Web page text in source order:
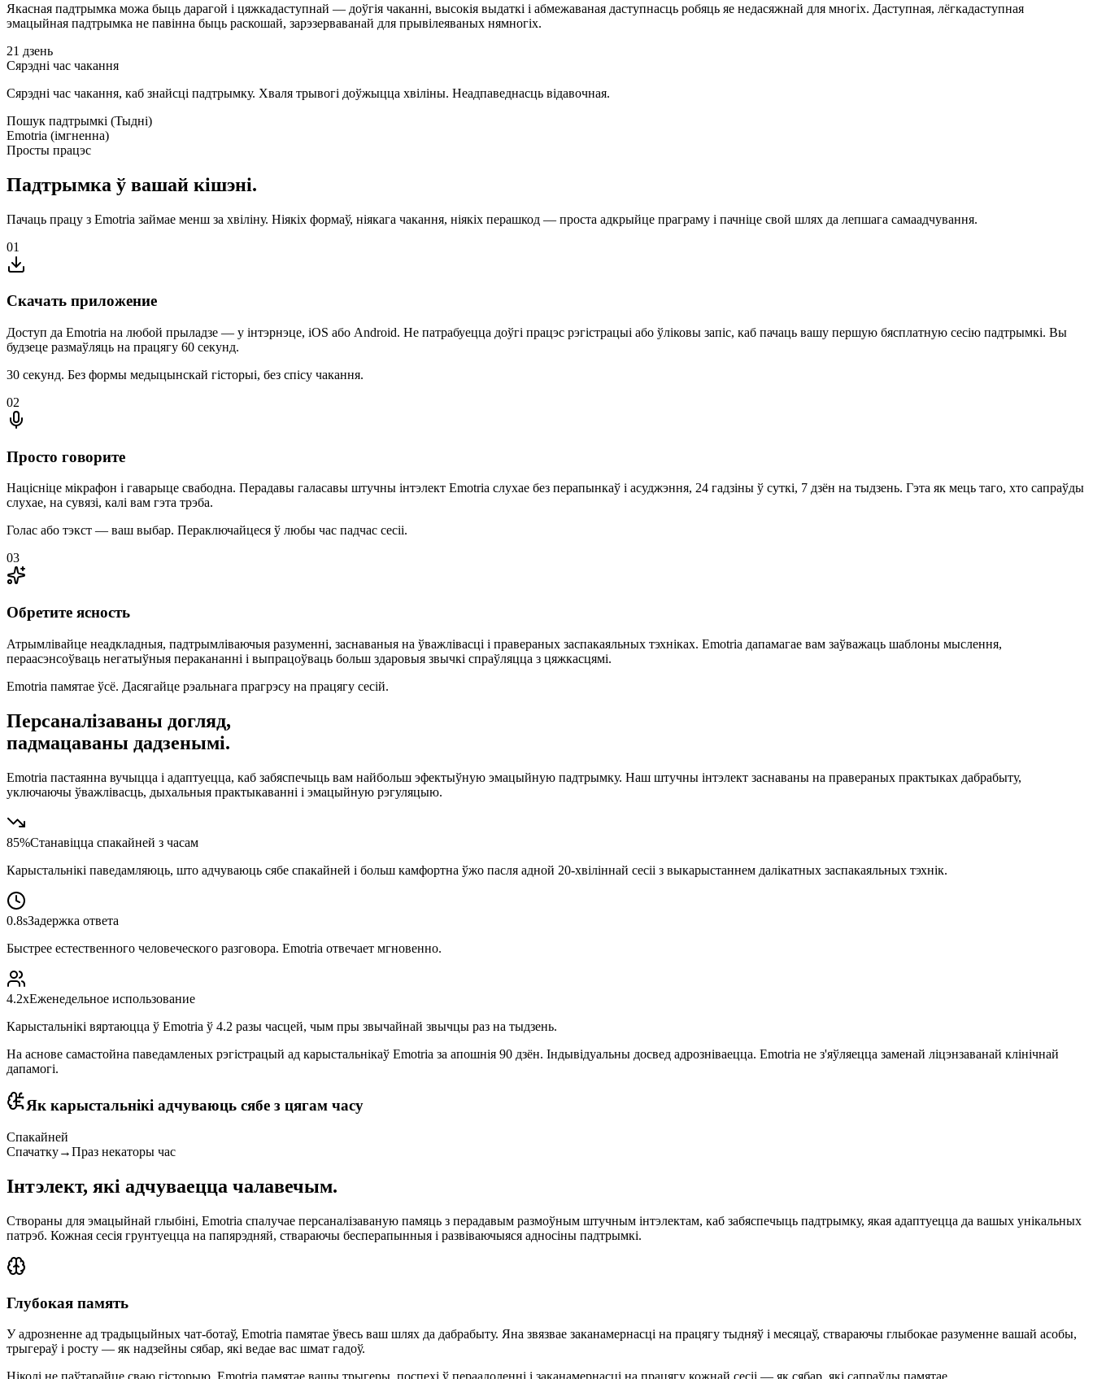
Якасная падтрымка можа быць дарагой і цяжкадаступнай — доўгія чаканні, высокія выдаткі і абмежаваная даступнасць робяць яе недасяжнай для многіх. Даступная, лёгкадаступная
эмацыйная падтрымка не павінна быць раскошай, зарэзерваванай для прывілеяваных нямногіх.
21 дзень
Сярэдні час чакання
Сярэдні час чакання, каб знайсці падтрымку. Хваля трывогі доўжыцца хвіліны. Неадпаведнасць відавочная.
Пошук падтрымкі (Тыдні)
Emotria (імгненна)
Просты працэс
Падтрымка ў вашай кішэні.
Пачаць працу з Emotria займае менш за хвіліну. Ніякіх формаў, ніякага чакання, ніякіх перашкод — проста адкрыйце праграму і пачніце свой шлях да лепшага самаадчування.
01
Скачать приложение
Доступ да Emotria на любой прыладзе — у інтэрнэце, iOS або Android. Не патрабуецца доўгі працэс рэгістрацыі або ўліковы запіс, каб пачаць вашу першую бясплатную сесію падтрымкі. Вы
будзеце размаўляць на працягу 60 секунд.
30 секунд. Без формы медыцынскай гісторыі, без спісу чакання.
02
Просто говорите
Націсніце мікрафон і гаварыце свабодна. Перадавы галасавы штучны інтэлект Emotria слухае без перапынкаў і асуджэння, 24 гадзіны ў суткі, 7 дзён на тыдзень. Гэта як мець таго, хто сапраўды
слухае, на сувязі, калі вам гэта трэба.
Голас або тэкст — ваш выбар. Пераключайцеся ў любы час падчас сесіі.
03
Обретите ясность
Атрымлівайце неадкладныя, падтрымліваючыя разуменні, заснаваныя на ўважлівасці і правераных заспакаяльных тэхніках. Emotria дапамагае вам заўважаць шаблоны мыслення,
пераасэнсоўваць негатыўныя перакананні і выпрацоўваць больш здаровыя звычкі спраўляцца з цяжкасцямі.
Emotria памятае ўсё. Дасягайце рэальнага прагрэсу на працягу сесій.
Персаналізаваны догляд,
падмацаваны дадзенымі.
Emotria пастаянна вучыцца і адаптуецца, каб забяспечыць вам найбольш эфектыўную эмацыйную падтрымку. Наш штучны інтэлект заснаваны на правераных практыках дабрабыту,
уключаючы ўважлівасць, дыхальныя практыкаванні і эмацыйную рэгуляцыю.
85%Станавіцца спакайней з часам
Карыстальнікі паведамляюць, што адчуваюць сябе спакайней і больш камфортна ўжо пасля адной 20-хвіліннай сесіі з выкарыстаннем далікатных заспакаяльных тэхнік.
0.8sЗадержка ответа
Быстрее естественного человеческого разговора. Emotria отвечает мгновенно.
4.2xЕженедельное использование
Карыстальнікі вяртаюцца ў Emotria ў 4.2 разы часцей, чым пры звычайнай звычцы раз на тыдзень.
На аснове самастойна паведамленых рэгістрацый ад карыстальнікаў Emotria за апошнія 90 дзён. Індывідуальны досвед адрозніваецца. Emotria не з'яўляецца заменай ліцэнзаванай клінічнай
дапамогі.
Як карыстальнікі адчуваюць сябе з цягам часу
Спакайней
Спачатку→Праз некаторы час
Інтэлект, які адчуваецца чалавечым.
Створаны для эмацыйнай глыбіні, Emotria спалучае персаналізаваную памяць з перадавым размоўным штучным інтэлектам, каб забяспечыць падтрымку, якая адаптуецца да вашых унікальных
патрэб. Кожная сесія грунтуецца на папярэдняй, ствараючы бесперапынныя і развіваючыяся адносіны падтрымкі.
Глубокая память
У адрозненне ад традыцыйных чат-ботаў, Emotria памятае ўвесь ваш шлях да дабрабыту. Яна звязвае заканамернасці на працягу тыдняў і месяцаў, ствараючы глыбокае разуменне вашай асобы,
трыгераў і росту — як надзейны сябар, які ведае вас шмат гадоў.